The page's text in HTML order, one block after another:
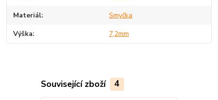
Materiál Smyčka
Výška 7,2mm
Související zboží 4